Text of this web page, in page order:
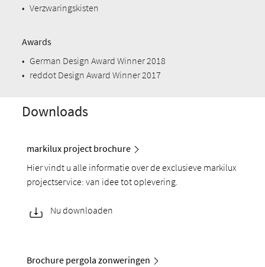
• Verzwaringskisten
Awards
• German Design Award Winner 2018
• reddot Design Award Winner 2017
Downloads
markilux project brochure
Hier vindt u alle informatie over de exclusieve markilux
projectservice: van idee tot oplevering.
Nu downloaden
Brochure pergola zonweringen